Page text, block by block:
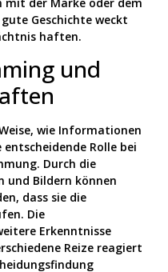
Geschichte weckt
haften.
und
wie Informationen
Rolle bei
Durch die
und Bildern können
dass sie die
Die
Erkenntnisse
Reize reagiert